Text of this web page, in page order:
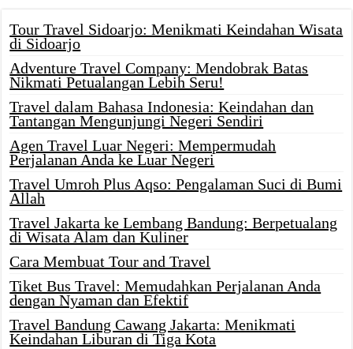
Tour Travel Sidoarjo: Menikmati Keindahan Wisata
di Sidoarjo
Adventure Travel Company: Mendobrak Batas
Nikmati Petualangan Lebih Seru!
Travel dalam Bahasa Indonesia: Keindahan dan
Tantangan Mengunjungi Negeri Sendiri
Agen Travel Luar Negeri: Mempermudah
Perjalanan Anda ke Luar Negeri
Travel Umroh Plus Aqso: Pengalaman Suci di Bumi
Allah
Travel Jakarta ke Lembang Bandung: Berpetualang
di Wisata Alam dan Kuliner
Cara Membuat Tour and Travel
Tiket Bus Travel: Memudahkan Perjalanan Anda
dengan Nyaman dan Efektif
Travel Bandung Cawang Jakarta: Menikmati
Keindahan Liburan di Tiga Kota